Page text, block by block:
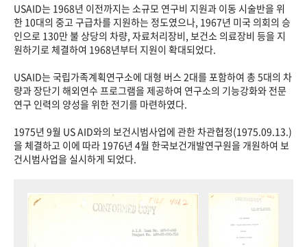
USAID는 1968년 이전까지는 소규모 연구비 지원과 이동 시술반을 위
한 10대의 중고 구급차를 지원하는 정도였으나, 1967년 미국 의회의 승
인으로 130만 불 상당의 차량, 자료처리장비, 보건소 의료장비 등을 지
원하기로 체결하여 1968년부터 지원이 확대되었다.
USAID는 국립가족계획연구소에 대형 버스 2대를 포함하여 총 5대의 차
량과 장단기 해외연수 프로그램을 제공하여 연구소의 기능강화와 전문
연구 인력의 양성을 위한 전기를 마련하였다.
1975년 9월 US AID와의 보건시범사업에 관한 차관협정(1975.09.13.)
을 체결하고 이에 따라 1976년 4월 한국보건개발연구원을 개원하여 보
건시범사업을 실시하게 되었다.